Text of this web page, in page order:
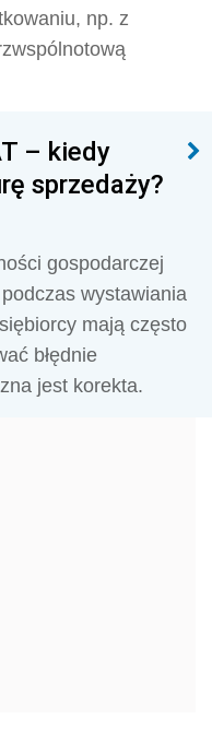
np. z
– kiedy
sprzedaży?
gospodarczej
wystawiania
mają często
błędnie
jest korekta.